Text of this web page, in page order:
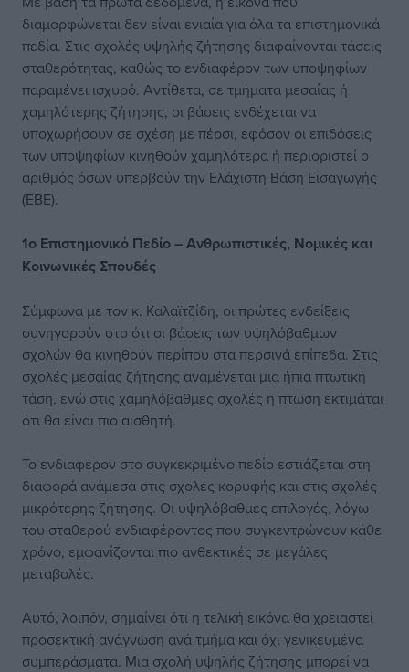
διαμορφώνεται δεν είναι ενιαία για όλα τα επιστημονικά
πεδία. Στις σχολές υψηλής ζήτησης διαφαίνονται τάσεις
σταθερότητας, καθώς το ενδιαφέρον των υποψηφίων
παραμένει ισχυρό. Αντίθετα, σε τμήματα μεσαίας ή
χαμηλότερης ζήτησης, οι βάσεις ενδέχεται να
υποχωρήσουν σε σχέση με πέρσι, εφόσον οι επιδόσεις
των υποψηφίων κινηθούν χαμηλότερα ή περιοριστεί ο
αριθμός όσων υπερβούν την Ελάχιστη Βάση Εισαγωγής
(ΕΒΕ).
1ο Επιστημονικό Πεδίο – Ανθρωπιστικές, Νομικές και
Κοινωνικές Σπουδές
Σύμφωνα με τον κ. Καλαϊτζίδη, οι πρώτες ενδείξεις
συνηγορούν στο ότι οι βάσεις των υψηλόβαθμων
σχολών θα κινηθούν περίπου στα περσινά επίπεδα. Στις
σχολές μεσαίας ζήτησης αναμένεται μια ήπια πτωτική
τάση, ενώ στις χαμηλόβαθμες σχολές η πτώση εκτιμάται
ότι θα είναι πιο αισθητή.
Το ενδιαφέρον στο συγκεκριμένο πεδίο εστιάζεται στη
διαφορά ανάμεσα στις σχολές κορυφής και στις σχολές
μικρότερης ζήτησης. Οι υψηλόβαθμες επιλογές, λόγω
του σταθερού ενδιαφέροντος που συγκεντρώνουν κάθε
χρόνο, εμφανίζονται πιο ανθεκτικές σε μεγάλες
μεταβολές.
Αυτό, λοιπόν, σημαίνει ότι η τελική εικόνα θα χρειαστεί
προσεκτική ανάγνωση ανά τμήμα και όχι γενικευμένα
συμπεράσματα. Μια σχολή υψηλής ζήτησης μπορεί να